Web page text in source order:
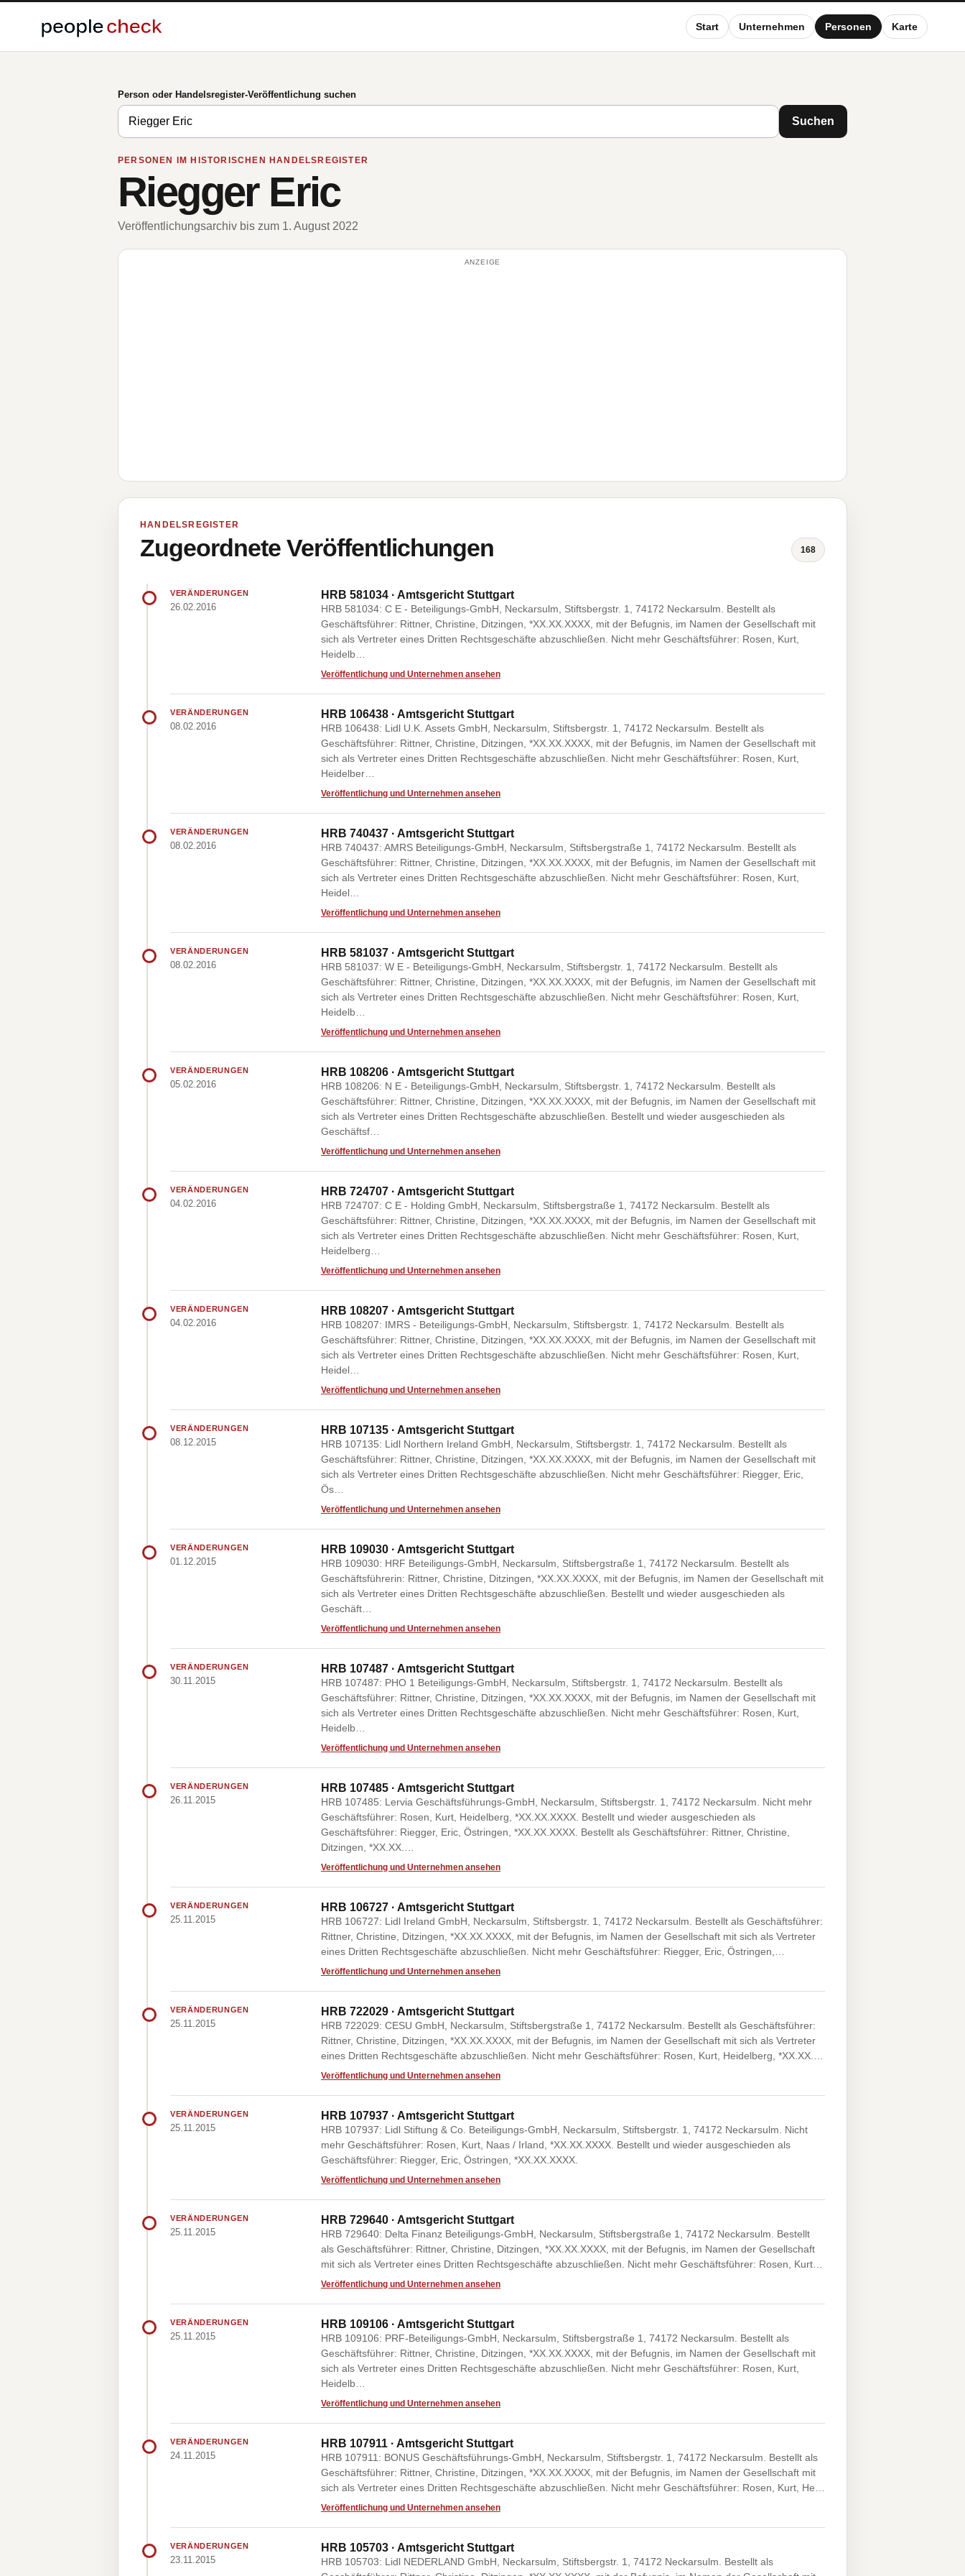
Start Unternehmen Personen Karte
Person oder Handelsregister-Veröffentlichung suchen
Suchen
PERSONEN IM HISTORISCHEN HANDELSREGISTER
Riegger Eric
Veröffentlichungsarchiv bis zum 1. August 2022
ANZEIGE
HANDELSREGISTER
Zugeordnete Veröffentlichungen 168
VERÄNDERUNGEN
26.02.2016
HRB 581034 · Amtsgericht Stuttgart
HRB 581034: C E - Beteiligungs-GmbH, Neckarsulm, Stiftsbergstr. 1, 74172 Neckarsulm. Bestellt als
Geschäftsführer: Rittner, Christine, Ditzingen, *XX.XX.XXXX, mit der Befugnis, im Namen der Gesellschaft mit
sich als Vertreter eines Dritten Rechtsgeschäfte abzuschließen. Nicht mehr Geschäftsführer: Rosen, Kurt,
Heidelb…
Veröffentlichung und Unternehmen ansehen
VERÄNDERUNGEN
08.02.2016
HRB 106438 · Amtsgericht Stuttgart
HRB 106438: Lidl U.K. Assets GmbH, Neckarsulm, Stiftsbergstr. 1, 74172 Neckarsulm. Bestellt als
Geschäftsführer: Rittner, Christine, Ditzingen, *XX.XX.XXXX, mit der Befugnis, im Namen der Gesellschaft mit
sich als Vertreter eines Dritten Rechtsgeschäfte abzuschließen. Nicht mehr Geschäftsführer: Rosen, Kurt,
Heidelber…
Veröffentlichung und Unternehmen ansehen
VERÄNDERUNGEN
08.02.2016
HRB 740437 · Amtsgericht Stuttgart
HRB 740437: AMRS Beteiligungs-GmbH, Neckarsulm, Stiftsbergstraße 1, 74172 Neckarsulm. Bestellt als
Geschäftsführer: Rittner, Christine, Ditzingen, *XX.XX.XXXX, mit der Befugnis, im Namen der Gesellschaft mit
sich als Vertreter eines Dritten Rechtsgeschäfte abzuschließen. Nicht mehr Geschäftsführer: Rosen, Kurt,
Heidel…
Veröffentlichung und Unternehmen ansehen
VERÄNDERUNGEN
08.02.2016
HRB 581037 · Amtsgericht Stuttgart
HRB 581037: W E - Beteiligungs-GmbH, Neckarsulm, Stiftsbergstr. 1, 74172 Neckarsulm. Bestellt als
Geschäftsführer: Rittner, Christine, Ditzingen, *XX.XX.XXXX, mit der Befugnis, im Namen der Gesellschaft mit
sich als Vertreter eines Dritten Rechtsgeschäfte abzuschließen. Nicht mehr Geschäftsführer: Rosen, Kurt,
Heidelb…
Veröffentlichung und Unternehmen ansehen
VERÄNDERUNGEN
05.02.2016
HRB 108206 · Amtsgericht Stuttgart
HRB 108206: N E - Beteiligungs-GmbH, Neckarsulm, Stiftsbergstr. 1, 74172 Neckarsulm. Bestellt als
Geschäftsführer: Rittner, Christine, Ditzingen, *XX.XX.XXXX, mit der Befugnis, im Namen der Gesellschaft mit
sich als Vertreter eines Dritten Rechtsgeschäfte abzuschließen. Bestellt und wieder ausgeschieden als
Geschäftsf…
Veröffentlichung und Unternehmen ansehen
VERÄNDERUNGEN
04.02.2016
HRB 724707 · Amtsgericht Stuttgart
HRB 724707: C E - Holding GmbH, Neckarsulm, Stiftsbergstraße 1, 74172 Neckarsulm. Bestellt als
Geschäftsführer: Rittner, Christine, Ditzingen, *XX.XX.XXXX, mit der Befugnis, im Namen der Gesellschaft mit
sich als Vertreter eines Dritten Rechtsgeschäfte abzuschließen. Nicht mehr Geschäftsführer: Rosen, Kurt,
Heidelberg…
Veröffentlichung und Unternehmen ansehen
VERÄNDERUNGEN
04.02.2016
HRB 108207 · Amtsgericht Stuttgart
HRB 108207: IMRS - Beteiligungs-GmbH, Neckarsulm, Stiftsbergstr. 1, 74172 Neckarsulm. Bestellt als
Geschäftsführer: Rittner, Christine, Ditzingen, *XX.XX.XXXX, mit der Befugnis, im Namen der Gesellschaft mit
sich als Vertreter eines Dritten Rechtsgeschäfte abzuschließen. Nicht mehr Geschäftsführer: Rosen, Kurt,
Heidel…
Veröffentlichung und Unternehmen ansehen
VERÄNDERUNGEN
08.12.2015
HRB 107135 · Amtsgericht Stuttgart
HRB 107135: Lidl Northern Ireland GmbH, Neckarsulm, Stiftsbergstr. 1, 74172 Neckarsulm. Bestellt als
Geschäftsführer: Rittner, Christine, Ditzingen, *XX.XX.XXXX, mit der Befugnis, im Namen der Gesellschaft mit
sich als Vertreter eines Dritten Rechtsgeschäfte abzuschließen. Nicht mehr Geschäftsführer: Riegger, Eric,
Ös…
Veröffentlichung und Unternehmen ansehen
VERÄNDERUNGEN
01.12.2015
HRB 109030 · Amtsgericht Stuttgart
HRB 109030: HRF Beteiligungs-GmbH, Neckarsulm, Stiftsbergstraße 1, 74172 Neckarsulm. Bestellt als
Geschäftsführerin: Rittner, Christine, Ditzingen, *XX.XX.XXXX, mit der Befugnis, im Namen der Gesellschaft mit
sich als Vertreter eines Dritten Rechtsgeschäfte abzuschließen. Bestellt und wieder ausgeschieden als
Geschäft…
Veröffentlichung und Unternehmen ansehen
VERÄNDERUNGEN
30.11.2015
HRB 107487 · Amtsgericht Stuttgart
HRB 107487: PHO 1 Beteiligungs-GmbH, Neckarsulm, Stiftsbergstr. 1, 74172 Neckarsulm. Bestellt als
Geschäftsführer: Rittner, Christine, Ditzingen, *XX.XX.XXXX, mit der Befugnis, im Namen der Gesellschaft mit
sich als Vertreter eines Dritten Rechtsgeschäfte abzuschließen. Nicht mehr Geschäftsführer: Rosen, Kurt,
Heidelb…
Veröffentlichung und Unternehmen ansehen
VERÄNDERUNGEN
26.11.2015
HRB 107485 · Amtsgericht Stuttgart
HRB 107485: Lervia Geschäftsführungs-GmbH, Neckarsulm, Stiftsbergstr. 1, 74172 Neckarsulm. Nicht mehr
Geschäftsführer: Rosen, Kurt, Heidelberg, *XX.XX.XXXX. Bestellt und wieder ausgeschieden als
Geschäftsführer: Riegger, Eric, Östringen, *XX.XX.XXXX. Bestellt als Geschäftsführer: Rittner, Christine,
Ditzingen, *XX.XX.…
Veröffentlichung und Unternehmen ansehen
VERÄNDERUNGEN
25.11.2015
HRB 106727 · Amtsgericht Stuttgart
HRB 106727: Lidl Ireland GmbH, Neckarsulm, Stiftsbergstr. 1, 74172 Neckarsulm. Bestellt als Geschäftsführer:
Rittner, Christine, Ditzingen, *XX.XX.XXXX, mit der Befugnis, im Namen der Gesellschaft mit sich als Vertreter
eines Dritten Rechtsgeschäfte abzuschließen. Nicht mehr Geschäftsführer: Riegger, Eric, Östringen,…
Veröffentlichung und Unternehmen ansehen
VERÄNDERUNGEN
25.11.2015
HRB 722029 · Amtsgericht Stuttgart
HRB 722029: CESU GmbH, Neckarsulm, Stiftsbergstraße 1, 74172 Neckarsulm. Bestellt als Geschäftsführer:
Rittner, Christine, Ditzingen, *XX.XX.XXXX, mit der Befugnis, im Namen der Gesellschaft mit sich als Vertreter
eines Dritten Rechtsgeschäfte abzuschließen. Nicht mehr Geschäftsführer: Rosen, Kurt, Heidelberg, *XX.XX.…
Veröffentlichung und Unternehmen ansehen
VERÄNDERUNGEN
25.11.2015
HRB 107937 · Amtsgericht Stuttgart
HRB 107937: Lidl Stiftung & Co. Beteiligungs-GmbH, Neckarsulm, Stiftsbergstr. 1, 74172 Neckarsulm. Nicht
mehr Geschäftsführer: Rosen, Kurt, Naas / Irland, *XX.XX.XXXX. Bestellt und wieder ausgeschieden als
Geschäftsführer: Riegger, Eric, Östringen, *XX.XX.XXXX.
Veröffentlichung und Unternehmen ansehen
VERÄNDERUNGEN
25.11.2015
HRB 729640 · Amtsgericht Stuttgart
HRB 729640: Delta Finanz Beteiligungs-GmbH, Neckarsulm, Stiftsbergstraße 1, 74172 Neckarsulm. Bestellt
als Geschäftsführer: Rittner, Christine, Ditzingen, *XX.XX.XXXX, mit der Befugnis, im Namen der Gesellschaft
mit sich als Vertreter eines Dritten Rechtsgeschäfte abzuschließen. Nicht mehr Geschäftsführer: Rosen, Kurt…
Veröffentlichung und Unternehmen ansehen
VERÄNDERUNGEN
25.11.2015
HRB 109106 · Amtsgericht Stuttgart
HRB 109106: PRF-Beteiligungs-GmbH, Neckarsulm, Stiftsbergstraße 1, 74172 Neckarsulm. Bestellt als
Geschäftsführer: Rittner, Christine, Ditzingen, *XX.XX.XXXX, mit der Befugnis, im Namen der Gesellschaft mit
sich als Vertreter eines Dritten Rechtsgeschäfte abzuschließen. Nicht mehr Geschäftsführer: Rosen, Kurt,
Heidelb…
Veröffentlichung und Unternehmen ansehen
VERÄNDERUNGEN
24.11.2015
HRB 107911 · Amtsgericht Stuttgart
HRB 107911: BONUS Geschäftsführungs-GmbH, Neckarsulm, Stiftsbergstr. 1, 74172 Neckarsulm. Bestellt als
Geschäftsführer: Rittner, Christine, Ditzingen, *XX.XX.XXXX, mit der Befugnis, im Namen der Gesellschaft mit
sich als Vertreter eines Dritten Rechtsgeschäfte abzuschließen. Nicht mehr Geschäftsführer: Rosen, Kurt, He…
Veröffentlichung und Unternehmen ansehen
VERÄNDERUNGEN
23.11.2015
HRB 105703 · Amtsgericht Stuttgart
HRB 105703: Lidl NEDERLAND GmbH, Neckarsulm, Stiftsbergstr. 1, 74172 Neckarsulm. Bestellt als